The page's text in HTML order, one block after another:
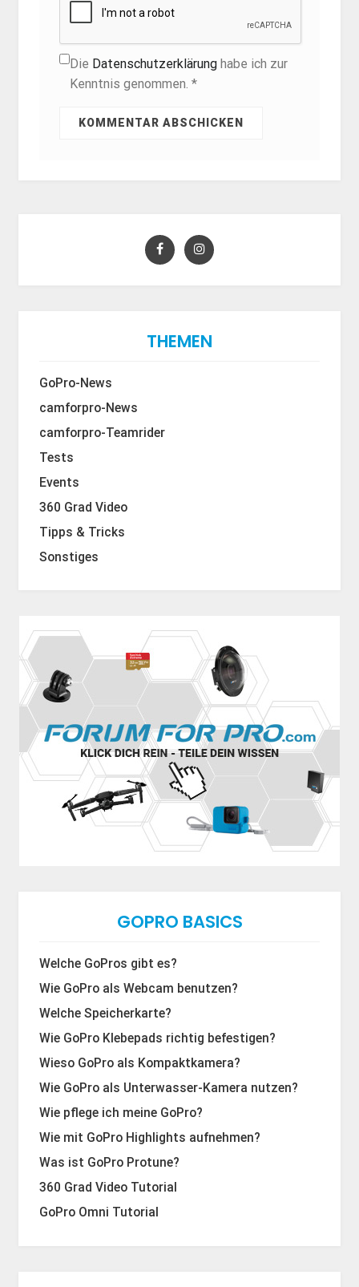
Die Datenschutzerklärung habe ich zur
Kenntnis genommen. *
THEMEN
GoPro-News
camforpro-News
camforpro-Teamrider
Tests
Events
360 Grad Video
Tipps & Tricks
Sonstiges
GOPRO BASICS
Welche GoPros gibt es?
Wie GoPro als Webcam benutzen?
Welche Speicherkarte?
Wie GoPro Klebepads richtig befestigen?
Wieso GoPro als Kompaktkamera?
Wie GoPro als Unterwasser-Kamera nutzen?
Wie pflege ich meine GoPro?
Wie mit GoPro Highlights aufnehmen?
Was ist GoPro Protune?
360 Grad Video Tutorial
GoPro Omni Tutorial